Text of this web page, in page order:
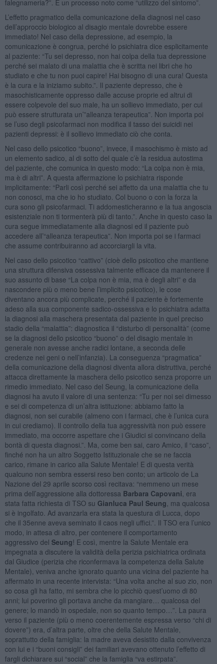
falegnameria?”. È un processo noto come “utilizzo del sintomo”.
L’effetto pragmatico della comunicazione della diagnosi nel caso
dell’approccio biologico al disagio mentale dovrebbe essere
immediato! Nel caso della depressione, ad esempio, la
comunicazione è congrua, perché lo psichiatra dice esplicitamente
al paziente: “Tu sei depresso, non hai colpa della tua depressione
perché sei malato di una malattia che è scritta nei libri che ho
studiato e che tu non puoi capire! Hai bisogno di una cura! Questa
è la cura e la iniziamo subito.”. Il paziente depresso, che è
masochisticamente oppresso dalle accuse proprie ed altrui di
essere colpevole del suo male, ha un sollievo immediato, per cui
può essere strutturata un’”alleanza terapeutica”. Non importa poi
se l’uso degli psicofarmaci non modifica il tasso dei suicidi nei
pazienti depressi: è il sollievo immediato ciò che conta.
Nel caso dello psicotico “buono”, invece, il masochismo è misto ad
un elemento sadico, al di sotto del quale c’è la residua autostima
del paziente, che comunica in questo modo: “La colpa non è mia,
ma è di altri”. A questa affermazione lo psichiatra risponde
implicitamente: “Parli così perché sei affetto da una malattia che tu
non conosci, ma che io ho studiato. Col buono o con la forza la
cura sono gli psicofarmaci. Ti addomesticheranno e la tua angoscia
esistenziale non ti tormenterà più di tanto.”. Anche in questo caso la
cura segue immediatamente alla diagnosi ed il paziente può
accedere all’“alleanza terapeutica”. Non importa poi se i farmaci
che assume contribuiranno ad accorciargli la vita.
Nel caso dello psicotico “cattivo” (cioè dello psicotico che mantiene
una struttura difensiva ossessiva talmente efficace da mantenere il
suo assunto di base “La colpa non è mia, ma è degli altri” e da
nascondere più o meno bene l’implicito psicotico), le cose
diventano ancora più complicate, perché il paziente è fortemente
adeso alla sua componente sadico-ossessiva e lo psichiatra adatta
la diagnosi alla maschera presentata dal paziente in quel preciso
stadio della “malattia”: diagnostica il “disturbo di personalità” (come
se la diagnosi dello psicotico “buono” o del disagio mentale in
generale non avesse anche radici lontane, a seconda delle
credenze nei geni o nell’infanzia). La conseguenza “pragmatica”
della comunicazione della diagnosi diventa allora distruttiva, perché
attacca direttamente la maschera dello psicotico senza proporre un
rimedio immediato. Nel caso del Seung, la comunicazione della
diagnosi ha avuto il valore di una sentenza: “Tu per noi sei dimesso
e sei di competenza di un’altra istituzione: abbiamo fatto la
diagnosi, non sei curabile (almeno con i farmaci, che è l’unica cura
in cui crediamo). Il controllo della tua aggressività non può essere
immediato, ma occorre aspettare che i Giudici si convincano della
bontà di questa diagnosi.”. Ma, come ben sai, caro Amico, il “caso”,
finché non ha un altro Soggetto Istituzionale che se ne faccia
carico, rimane in carico alla Salute Mentale! E di questa verità
qualcuno non sembra essersi reso ben conto; un articolo de La
Nazione del 29 aprile scorso così recitava: “nemmeno un mese
prima dell’aggressione alla dottoressa Barbara Capovani , era
stata fatta richiesta di TSO su Gianluca Paul Seung , ma qualcosa
si è ingolfato. Ad avanzarla era stata la questura di Lucca, dopo
che il 35enne aveva seminato il caos negli uffici.”. Il TSO era l’unico
modo, in attesa di altro, per contenere il comportamento
aggressivo del Seung! E così, mentre la Salute Mentale era
impegnata a discutere la validità della perizia psichiatrica ordinata
dal Giudice (perizia che riconfermava la competenza della Salute
Mentale), veniva anche ignorato quanto una vicina del paziente ha
affermato in una recente intervista: “Una volta anche al suo zio, non
so cosa gli ha fatto, mi sembra che lo picchiò quest’uomo di 80
anni; lui poverino gli portava anche da mangiare… qualcosa del
genere; lo mandò in ospedale, non so quanto tempo…”. La paura
verso il paziente (più o meno coerentemente espressa verso “chi di
dovere”) era, d’altra parte, oltre che della Salute Mentale,
soprattutto della famiglia: la madre aveva desistito dalla convivenza
con lui e i “buoni consigli” dei familiari avevano ottenuto l’effetto di
fargli dichiarare sui “social” che la famiglia “va estirpata”.